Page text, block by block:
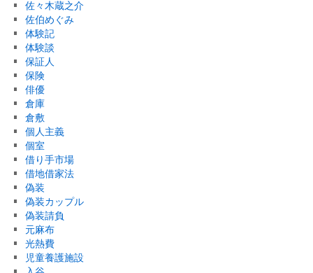
佐々木蔵之介
佐伯めぐみ
体験記
体験談
保証人
保険
俳優
倉庫
倉敷
個人主義
個室
借り手市場
借地借家法
偽装
偽装カップル
偽装請負
元麻布
光熱費
児童養護施設